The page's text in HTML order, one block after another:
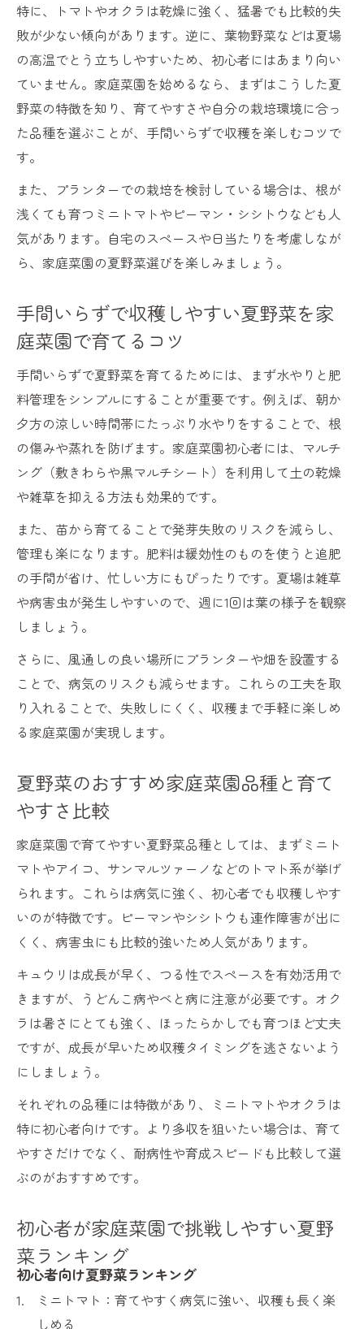
猛暑に強い夏野菜の家庭菜園向け選び方ガ
イド
家庭菜園で暑さに負けない夏野菜の特徴と
は
高温期でも育つ家庭菜園おすすめ野菜まと
猛暑対策ができる家庭菜園の夏野菜選定方
法
暑さに強い夏野菜を家庭菜園で育てるポイ
ント
家庭菜園初心者でも簡単なプランター夏野
菜栽培法
のコツ
家庭菜園プランター栽培でおすすめの夏野
菜
ベランダ家庭菜園で夏野菜を楽しむステッ
プ
家庭菜園でプランター夏野菜を失敗しない
工夫
ほったらかし家庭菜園でも収穫を目指す
家庭菜園で手間いらず夏野菜を収穫する方
法
ほったらかしでも育つ夏野菜の家庭菜園活
用術
初心者向け家庭菜園の夏野菜放置栽培ポイ
ント
夏におすすめの放置可能な家庭菜園野菜紹
介
珍しい夏野菜にも挑戦できる方法案内
家庭菜園で珍しい夏野菜を育てる楽しみ方
夏野菜家庭菜園で挑戦できるユニークな品
種
家庭菜園初心者でも栽培しやすい珍しい夏
野菜
珍しい夏野菜を家庭菜園で取り入れるポイ
ント
家庭菜園で話題になる夏野菜の育て方
特に、トマトやオクラは乾燥に強く、猛暑でも比較的失
敗が少ない傾向があります。逆に、葉物野菜などは夏場
の高温でとう立ちしやすいため、初心者にはあまり向い
ていません。家庭菜園を始めるなら、まずはこうした夏
野菜の特徴を知り、育てやすさや自分の栽培環境に合っ
た品種を選ぶことが、手間いらずで収穫を楽しむコツで
す。
また、プランターでの栽培を検討している場合は、根が
浅くても育つミニトマトやピーマン・シシトウなども人
気があります。自宅のスペースや日当たりを考慮しなが
ら、家庭菜園の夏野菜選びを楽しみましょう。
手間いらずで収穫しやすい夏野菜を家
庭菜園で育てるコツ
手間いらずで夏野菜を育てるためには、まず水やりと肥
料管理をシンプルにすることが重要です。例えば、朝か
夕方の涼しい時間帯にたっぷり水やりをすることで、根
の傷みや蒸れを防げます。家庭菜園初心者には、マルチ
ング（敷きわらや黒マルチシート）を利用して土の乾燥
や雑草を抑える方法も効果的です。
また、苗から育てることで発芽失敗のリスクを減らし、
管理も楽になります。肥料は緩効性のものを使うと追肥
の手間が省け、忙しい方にもぴったりです。夏場は雑草
や病害虫が発生しやすいので、週に1回は葉の様子を観察
しましょう。
さらに、風通しの良い場所にプランターや畑を設置する
ことで、病気のリスクも減らせます。これらの工夫を取
り入れることで、失敗しにくく、収穫まで手軽に楽しめ
る家庭菜園が実現します。
夏野菜のおすすめ家庭菜園品種と育て
やすさ比較
家庭菜園で育てやすい夏野菜品種としては、まずミニト
マトやアイコ、サンマルツァーノなどのトマト系が挙げ
られます。これらは病気に強く、初心者でも収穫しやす
いのが特徴です。ピーマンやシシトウも連作障害が出に
くく、病害虫にも比較的強いため人気があります。
キュウリは成長が早く、つる性でスペースを有効活用で
きますが、うどんこ病やべと病に注意が必要です。オク
ラは暑さにとても強く、ほったらかしでも育つほど丈夫
ですが、成長が早いため収穫タイミングを逃さないよう
にしましょう。
それぞれの品種には特徴があり、ミニトマトやオクラは
特に初心者向けです。より多収を狙いたい場合は、育て
やすさだけでなく、耐病性や育成スピードも比較して選
ぶのがおすすめです。
初心者が家庭菜園で挑戦しやすい夏野
菜ランキング
初心者向け夏野菜ランキング
ミニトマト：育てやすく病気に強い、収穫も長く楽
しめる